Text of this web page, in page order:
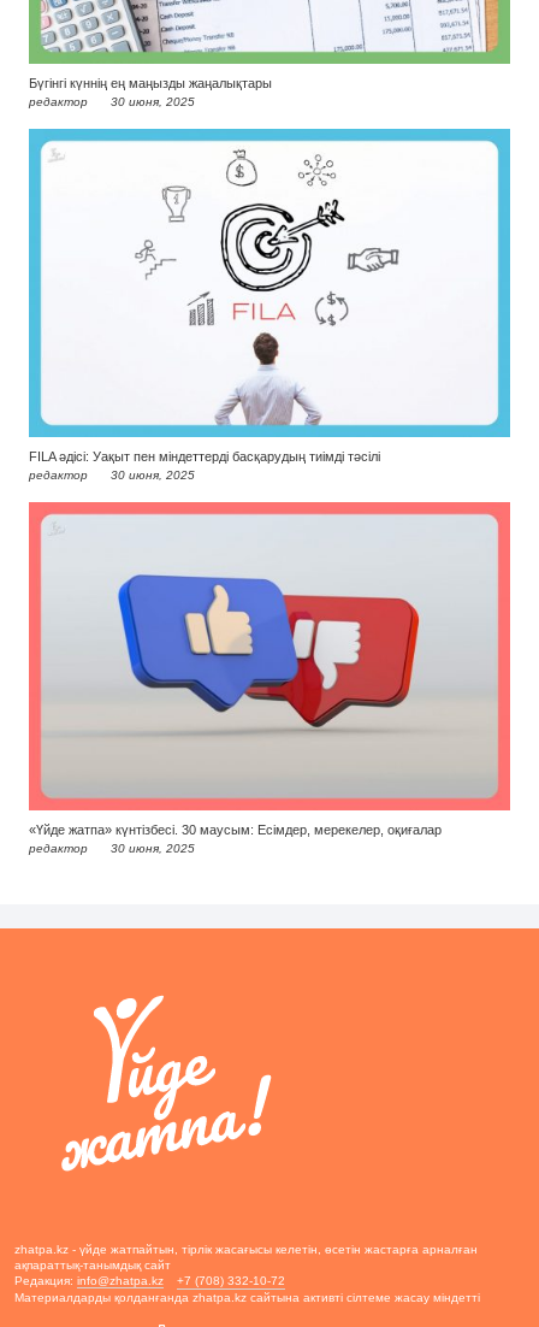
Бүгінгі күннің ең маңызды жаңалықтары
редактор 30 июня, 2025
FILA әдісі: Уақыт пен міндеттерді басқарудың тиімді тәсілі
редактор 30 июня, 2025
«Үйде жатпа» күнтізбесі. 30 маусым: Есімдер, мерекелер, оқиғалар
редактор 30 июня, 2025
zhatpa.kz - үйде жатпайтын, тірлік жасағысы келетін, өсетін жастарға арналған
ақпараттық-танымдық сайт
Редакция: info@zhatpa.kz
+7 (708) 332-10-72
Материалдарды қолданғанда zhatpa.kz сайтына активті сілтеме жасау міндетті